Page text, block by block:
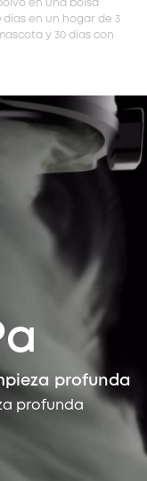
en una bolsa
en un hogar de 3
y 30 días con
profunda
profunda